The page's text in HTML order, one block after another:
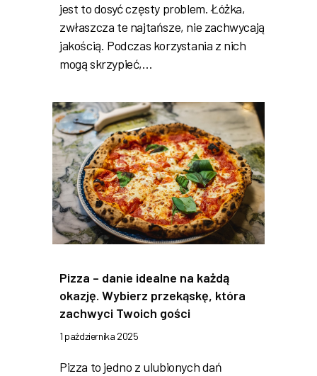
jest to dosyć częsty problem. Łóżka,
zwłaszcza te najtańsze, nie zachwycają
jakością. Podczas korzystania z nich
mogą skrzypieć,…
Pizza – danie idealne na każdą
okazję. Wybierz przekąskę, która
zachwyci Twoich gości
1 października 2025
Pizza to jedno z ulubionych dań